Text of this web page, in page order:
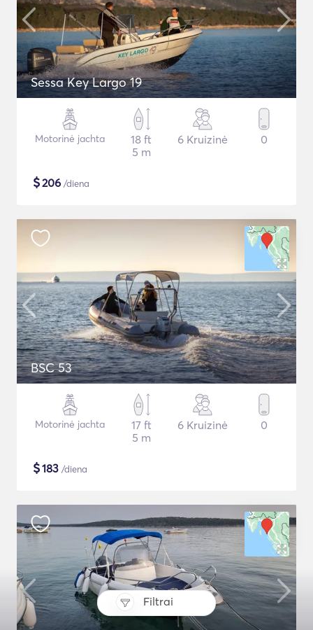
Filtrai
Sessa Key Largo 19
Motorinė jachta
18 ft
5 m
6 Kruizinė 0
$206 /diena
BSC 53
Motorinė jachta
17 ft
5 m
6 Kruizinė 0
$183 /diena